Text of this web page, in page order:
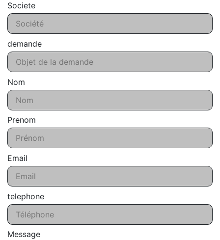
Societe
demande
Nom
Prenom
Email
telephone
Message